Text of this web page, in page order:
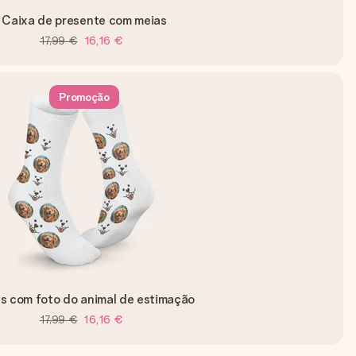
Caixa de presente com meias
17,99 € 16,16 €
Promoção
com foto do animal de estimação
17,99 € 16,16 €